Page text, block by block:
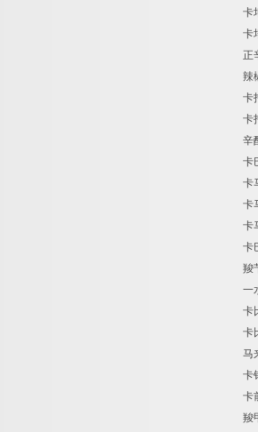
卡
卡
正
辣
卡
卡
辛
卡
卡
卡
卡
卡
羧
一
卡
卡
马
卡
卡
羧